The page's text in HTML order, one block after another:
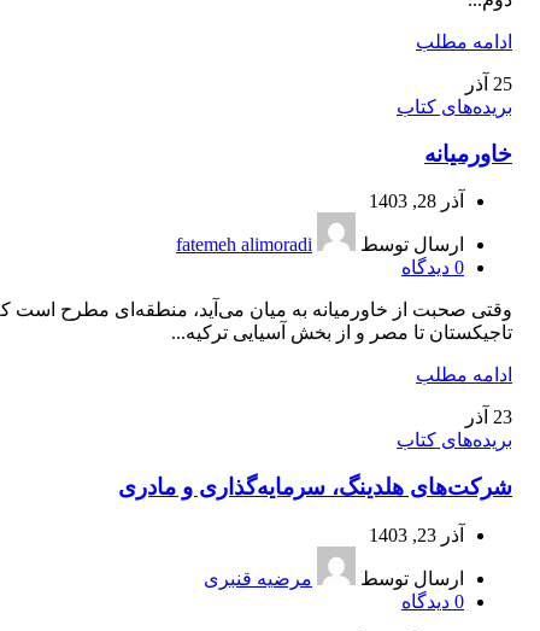
ادامه مطلب
25 آذر
بریده‌های کتاب
خاورمیانه
آذر 28, 1403
ارسال توسط
fatemeh alimoradi
0 دیدگاه
وقتی صحبت از خاورمیانه به میان می‌آید، منطقه‌ای مطرح است
تاجیکستان تا مصر و از بخش آسیایی ترکیه...
ادامه مطلب
23 آذر
بریده‌های کتاب
شرکت‌های هلدینگ، سرمایه‌گذاری و مادری
آذر 23, 1403
ارسال توسط
مرضیه قنبری
0 دیدگاه